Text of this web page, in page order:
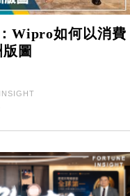
斥4億美元押注未上市公
創新高 中期息增15%至
預測至4.5% 看好貿易
穩 全周仍升近2%
Wipro如何以消費
圖